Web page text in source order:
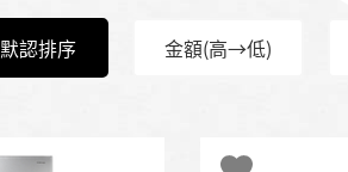
默認排序 金額(高→低)